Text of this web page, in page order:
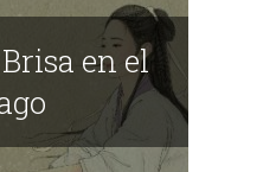
en el